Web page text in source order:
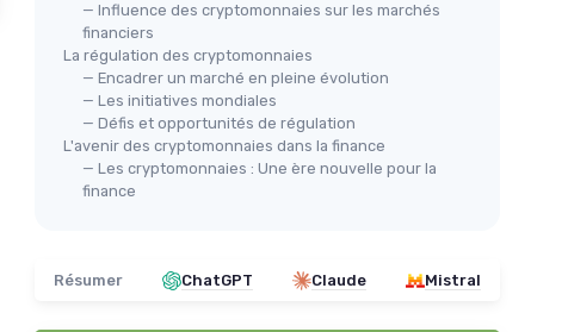
— Influence des cryptomonnaies sur les marchés
financiers
La régulation des cryptomonnaies
— Encadrer un marché en pleine évolution
— Les initiatives mondiales
— Défis et opportunités de régulation
L'avenir des cryptomonnaies dans la finance
— Les cryptomonnaies : Une ère nouvelle pour la
finance
Résumer ChatGPT Claude Mistral